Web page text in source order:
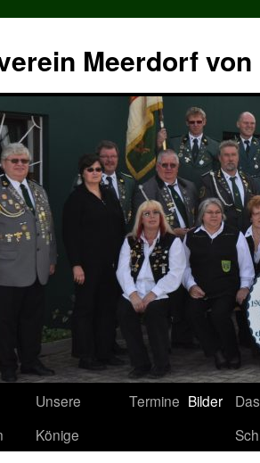
Meerdorf von
Unsere
Könige
Termine Bilder
Das